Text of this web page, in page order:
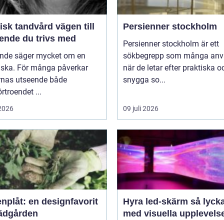
vägen till
du trivs med
säger mycket om en
För många påverkar
utseende både
...
Persienner stockholm
Persienner stockholm är ett
sökbegrepp som många
när de letar efter praktiska
snygga so...
09 juli 2026
en designfavorit
Hyra led-skärm så lyckas du
med visuella